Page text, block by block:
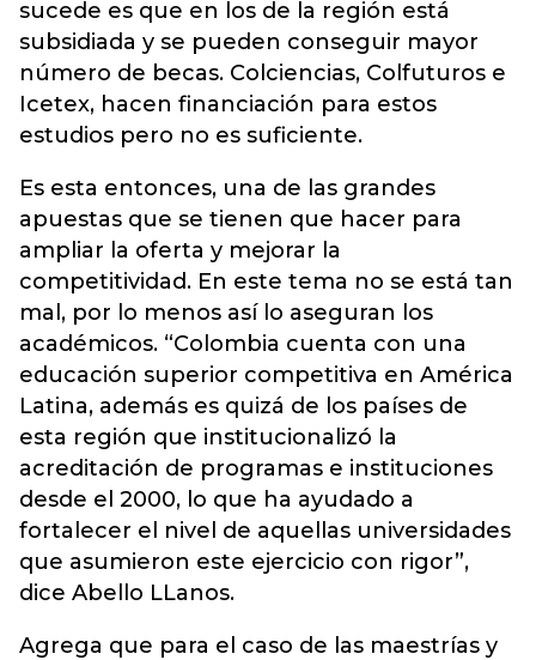
sucede es que en los de la región está
subsidiada y se pueden conseguir mayor
número de becas. Colciencias, Colfuturos e
Icetex, hacen financiación para estos
estudios pero no es suficiente.
Es esta entonces, una de las grandes
apuestas que se tienen que hacer para
ampliar la oferta y mejorar la
competitividad. En este tema no se está tan
mal, por lo menos así lo aseguran los
académicos. “Colombia cuenta con una
educación superior competitiva en América
Latina, además es quizá de los países de
esta región que institucionalizó la
acreditación de programas e instituciones
desde el 2000, lo que ha ayudado a
fortalecer el nivel de aquellas universidades
que asumieron este ejercicio con rigor”,
dice Abello LLanos.
Agrega que para el caso de las maestrías y